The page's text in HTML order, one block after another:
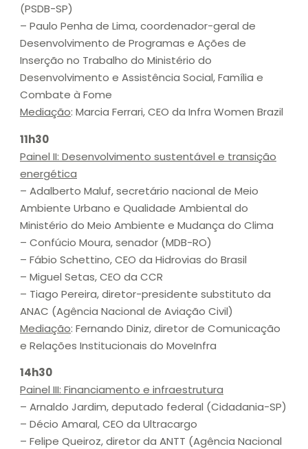
(PSDB-SP)
– Paulo Penha de Lima, coordenador-geral de
Desenvolvimento de Programas e Ações de
Inserção no Trabalho do Ministério do
Desenvolvimento e Assistência Social, Família e
Combate à Fome
Mediação: Marcia Ferrari, CEO da Infra Women Brazil
11h30
Painel II: Desenvolvimento sustentável e transição
energética
– Adalberto Maluf, secretário nacional de Meio
Ambiente Urbano e Qualidade Ambiental do
Ministério do Meio Ambiente e Mudança do Clima
– Confúcio Moura, senador (MDB-RO)
– Fábio Schettino, CEO da Hidrovias do Brasil
– Miguel Setas, CEO da CCR
– Tiago Pereira, diretor-presidente substituto da
ANAC (Agência Nacional de Aviação Civil)
Mediação: Fernando Diniz, diretor de Comunicação
e Relações Institucionais do MoveInfra
14h30
Painel III: Financiamento e infraestrutura
– Arnaldo Jardim, deputado federal (Cidadania-SP)
– Décio Amaral, CEO da Ultracargo
– Felipe Queiroz, diretor da ANTT (Agência Nacional